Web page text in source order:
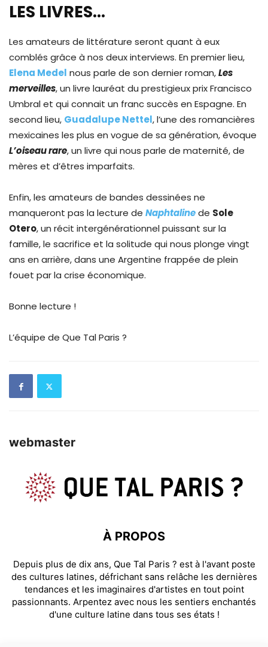
LES LIVRES…
Les amateurs de littérature seront quant à eux
comblés grâce à nos deux interviews. En premier lieu,
Elena Medel nous parle de son dernier roman,Les
merveilles, un livre lauréat du prestigieux prix Francisco
Umbral et qui connait un franc succès en Espagne. En
second lieu, Guadalupe Nettel, l’une des romancières
mexicaines les plus en vogue de sa génération, évoque
L’oiseau rare, un livre qui nous parle de maternité, de
mères et d’êtres imparfaits.
Enfin, les amateurs de bandes dessinées ne
manqueront pas la lecture de Naphtalinede Sole
Otero, un récit intergénérationnel puissant sur la
famille, le sacrifice et la solitude qui nous plonge vingt
ans en arrière, dans une Argentine frappée de plein
fouet par la crise économique.
Bonne lecture !
L’équipe de Que Tal Paris ?
webmaster
À PROPOS
Depuis plus de dix ans, Que Tal Paris ? est à l'avant poste
des cultures latines, défrichant sans relâche les dernières
tendances et les imaginaires d'artistes en tout point
passionnants. Arpentez avec nous les sentiers enchantés
d'une culture latine dans tous ses états !